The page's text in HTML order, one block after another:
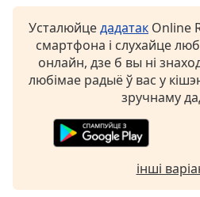
window.
Beginning
dialog
close
Усталюйцедадатак Online
смартфона і слухайце
онлайн, дзе б вы ні
любімае радыё ў вас у
зручнаму
інші